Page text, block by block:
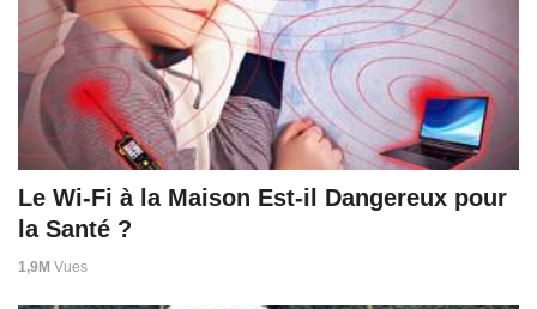
Le Wi-Fi à la Maison Est-il Dangereux pour
la Santé ?
1,9M Vues